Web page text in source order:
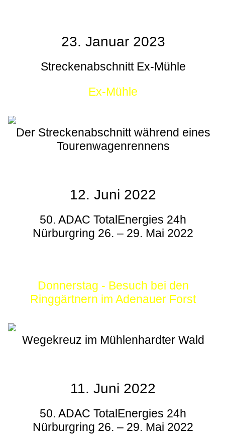
23. Januar 2023
Streckenabschnitt Ex-Mühle
Ex-Mühle
Der Streckenabschnitt während eines
Tourenwagenrennens
12. Juni 2022
50. ADAC TotalEnergies 24h
Nürburgring 26. – 29. Mai 2022
Donnerstag - Besuch bei den
Ringgärtnern im Adenauer Forst
Wegekreuz im Mühlenhardter Wald
11. Juni 2022
50. ADAC TotalEnergies 24h
Nürburgring 26. – 29. Mai 2022